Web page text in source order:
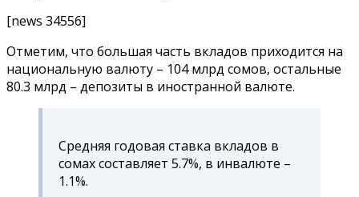
[news 34556]
Отметим, что большая часть вкладов приходится на
национальную валюту – 104 млрд сомов, остальные
80.3 млрд – депозиты в иностранной валюте.
Средняя годовая ставка вкладов в
сомах составляет 5.7%, в инвалюте –
1.1%.